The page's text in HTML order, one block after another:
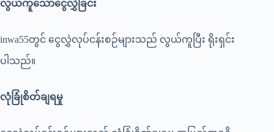
လွယ်ကူသောငွေလွှဲခြင်း
inwa55တွင် ငွေလွှဲလုပ်ငန်းစဉ်များသည် လွယ်ကူပြီး ရိုးရှင်း
ပါသည်။
လုံခြုံစိတ်ချရမှု